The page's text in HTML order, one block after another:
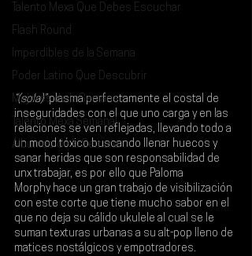
Talento Mexa Que Debes Escuchar
Flash Round
Imperdibles de la Semana
Poder Latino Que Descubrir
Mejores de la Semana
Talento Mexa Semanal
Álbumes de la Semana
“(sola)” plasma perfectamente el costal de
inseguridades con el que uno carga y en las
relaciones se ven reflejadas, llevando todo a
un mood tóxico buscando llenar huecos y
sanar heridas que son responsabilidad de
unx trabajar, es por ello que Paloma
Morphy hace un gran trabajo de visibilización
con este corte que tiene mucho sabor en el
que no deja su cálido ukulele al cual se le
suman texturas urbanas a su alt-pop lleno de
matices nostálgicos y empotradores.